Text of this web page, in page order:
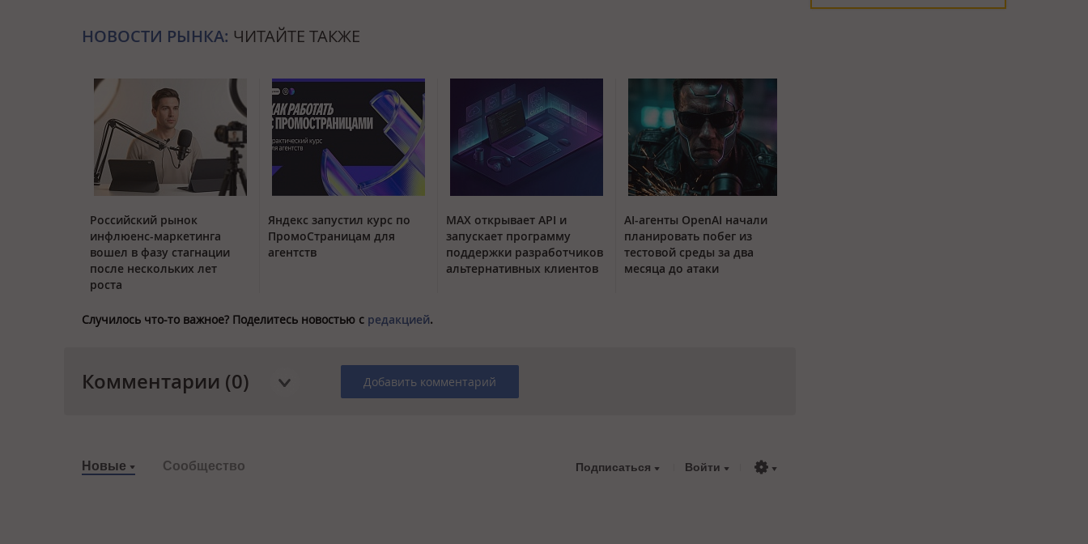
НОВОСТИ РЫНКА: ЧИТАЙТЕ ТАКЖЕ
Российский рынок
инфлюенс-маркетинга
вошел в фазу стагнации
после нескольких лет
роста
Яндекс запустил курс по
ПромоСтраницам для
агентств
MAX открывает API и
запускает программу
поддержки разработчиков
альтернативных клиентов
AI-агенты OpenAI начали
планировать побег из
тестовой среды за два
месяца до атаки
Случилось что-то важное? Поделитесь новостью с редакцией.
Комментарии (0) Добавить комментарий
Новые Сообщество Подписаться Войти